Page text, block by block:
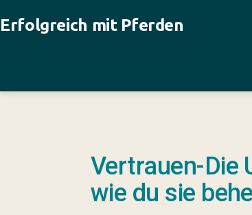
Inhalt
Erfolgreich mit Pferden
Vertrauen-Die
wie du sie